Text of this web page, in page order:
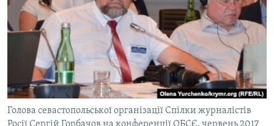
ДЕПОРТАЦІЯ
ВІДЕОУРОКИ «ELIFBE»
СВІДЧЕННЯ ОКУПАЦІЇ
УКРАЇНСЬКА ПРОБЛЕМА КРИМУ
ІНФОГРАФІКА
ЯК ОБІЙТИ БЛОКУВАННЯ
Русский
Qırımtatar
ДОЛУЧАЙСЯ!
Голова севастопольської організації Спілки журналістів